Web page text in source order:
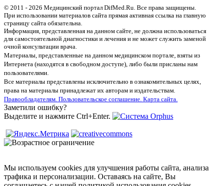
© 2011 - 2026 Медицинский портал DifMed.Ru. Все права защищены.
При использовании материалов сайта прямая активная ссылка на главную
страницу сайта обязательна.
Информация, представленная на данном сайте, не должна использоваться
для самостоятельной диагностики и лечения и не может служить заменой
очной консультации врача.
Материалы, представленные на данном медицинском портале, взяты из
Интернета (находятся в свободном доступе), либо были присланы нам
пользователями.
Все материалы представлены исключительно в ознакомительных целях,
права на материалы принадлежат их авторам и издательствам.
Правообладателям. Пользовательское соглашение. Карта сайта.
Заметили ошибку?
Выделите и нажмите Ctrl+Enter.
Мы используем cookies для улучшения работы сайта, анализа
трафика и персонализации. Оставаясь на сайте, Вы